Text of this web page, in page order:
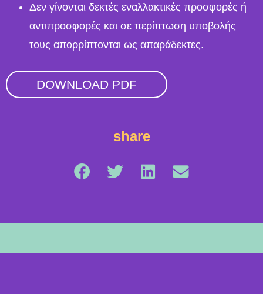
Δεν γίνονται δεκτές εναλλακτικές προσφορές ή
αντιπροσφορές και σε περίπτωση υποβολής
τους απορρίπτονται ως απαράδεκτες.
DOWNLOAD PDF
share